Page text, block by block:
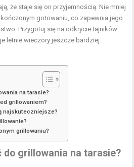
że staje się on przyjemnością. Nie mniej
gotowaniu, co zapewnia jego
Przygotuj się na odkrycie tajników
letnie wieczory jeszcze bardziej
na tarasie?
grillowaniem?
najskuteczniejsze?
grillowaniu?
do grillowania na tarasie?